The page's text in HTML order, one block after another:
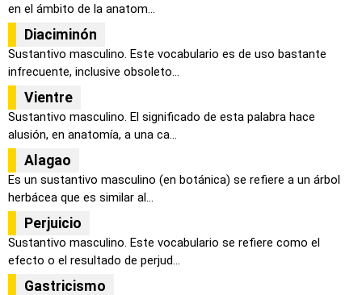
en el ámbito de la anatom...
Diaciminón
Sustantivo masculino. Este vocabulario es de uso bastante
infrecuente, inclusive obsoleto...
Vientre
Sustantivo masculino. El significado de esta palabra hace
alusión, en anatomía, a una ca...
Alagao
Es un sustantivo masculino (en botánica) se refiere a un árbol
herbácea que es similar al...
Perjuicio
Sustantivo masculino. Este vocabulario se refiere como el
efecto o el resultado de perjud...
Gastricismo